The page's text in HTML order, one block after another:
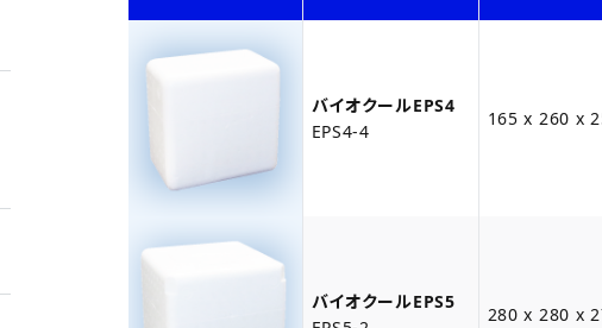
バイオクールEPS4
EPS4-4
165 x 260 x
バイオクールEPS5
280 x 280 x